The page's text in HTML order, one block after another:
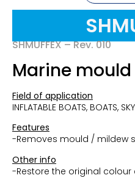
SHMUFFEX – Rev. 010
Marine
Field of application
INFLATABLE BOATS, BOATS,
Features
-Removes mould / mildew
Other info
-Restore the original colour